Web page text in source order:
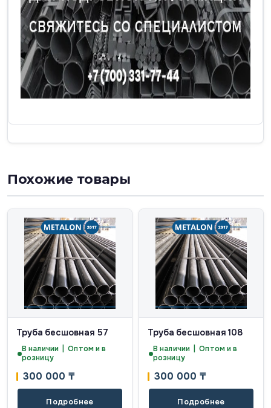
Похожие товары
Труба бесшовная 57
В наличии | Оптом и в
розницу
300 000 ₸
Подробнее
Труба бесшовная 108
В наличии | Оптом и в
розницу
300 000 ₸
Подробнее